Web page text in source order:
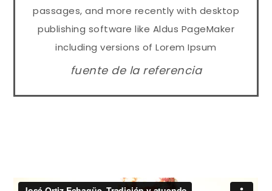
passages, and more recently with desktop
publishing software like Aldus PageMaker
including versions of Lorem Ipsum
fuente de la referencia